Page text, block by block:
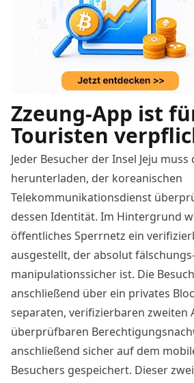
Zzeung-App ist
Touristen
Jeder Besucher der Insel Jeju muss
herunterladen, der koreanischen
Telekommunikationsdienst
dessen Identität. Im Hintergrund
öffentliches Sperrnetz ein
ausgestellt, der absolut
manipulationssicher ist. Die
anschließend über ein privates
separaten, verifizierbaren zweiten
überprüfbaren
anschließend sicher auf dem
Besuchers gespeichert. Dieser